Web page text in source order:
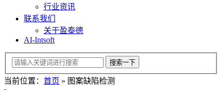
行业资讯
联系我们
关于盈泰德
AI-Intsoft
当前位置： 首页 » 图案缺陷检测